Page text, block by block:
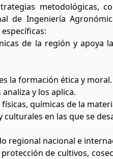
metodológicas,
de Ingeniería
de la región y apoya
la formación ética y moral.
y los aplica.
químicas de la
en las que se
regional nacional e
de cultivos,